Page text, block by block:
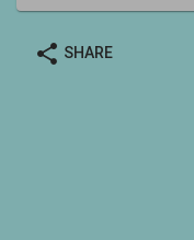
share SHARE